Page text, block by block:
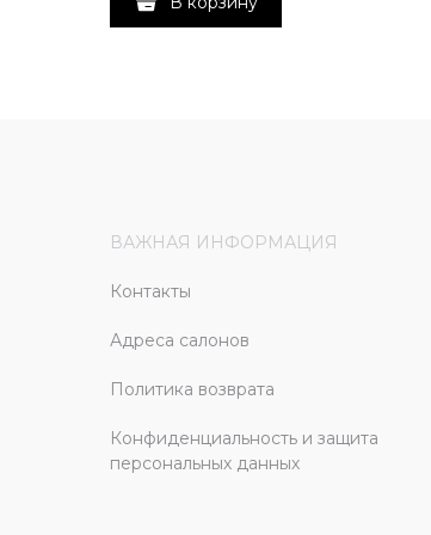
ВАЖНАЯ ИНФОРМАЦИЯ
Контакты
Адреса салонов
Политика возврата
Конфиденциальность и защита
персональных данных